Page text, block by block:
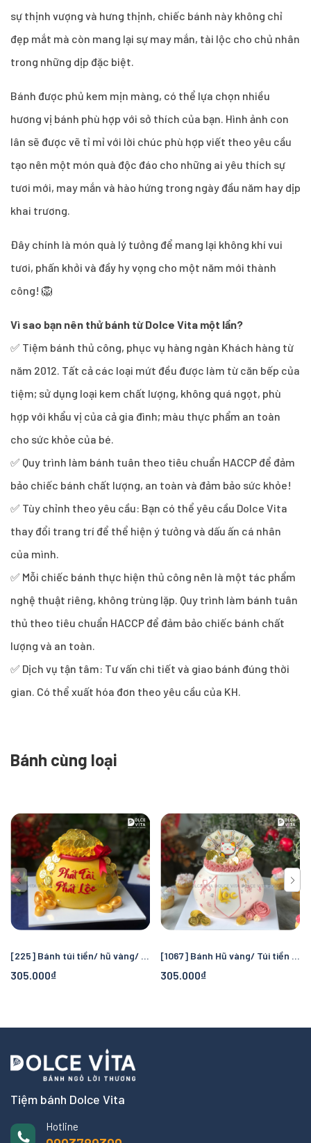
sự thịnh vượng và hưng thịnh, chiếc bánh này không chỉ
đẹp mắt mà còn mang lại sự may mắn, tài lộc cho chủ nhân
trong những dịp đặc biệt.
Bánh được phủ kem mịn màng, có thể lựa chọn nhiều
hương vị bánh phù hợp với sở thích của bạn. Hình ảnh con
lân sẽ được vẽ tỉ mỉ với lời chúc phù hợp viết theo yêu cầu
tạo nên một món quà độc đáo cho những ai yêu thích sự
tươi mới, may mắn và hào hứng trong ngày đầu năm hay dịp
khai trương.
Đây chính là món quà lý tưởng để mang lại không khí vui
tươi, phấn khởi và đầy hy vọng cho một năm mới thành
công! 🦁
Vì sao bạn nên thử bánh từ Dolce Vita một lần?
✅ Tiệm bánh thủ công, phục vụ hàng ngàn Khách hàng từ
năm 2012. Tất cả các loại mứt đều được làm từ căn bếp của
tiệm; sử dụng loại kem chất lượng, không quá ngọt, phù
hợp với khẩu vị của cả gia đình; màu thực phẩm an toàn
cho sức khỏe của bé.
✅ Quy trình làm bánh tuân theo tiêu chuẩn HACCP để đảm
bảo chiếc bánh chất lượng, an toàn và đảm bảo sức khỏe!
✅ Tùy chỉnh theo yêu cầu: Bạn có thể yêu cầu Dolce Vita
thay đổi trang trí để thể hiện ý tưởng và dấu ấn cá nhân
của mình.
✅ Mỗi chiếc bánh thực hiện thủ công nên là một tác phẩm
nghệ thuật riêng, không trùng lặp. Quy trình làm bánh tuân
thủ theo tiêu chuẩn HACCP để đảm bảo chiếc bánh chất
lượng và an toàn.
✅ Dịch vụ tận tâm: Tư vấn chi tiết và giao bánh đúng thời
gian. Có thể xuất hóa đơn theo yêu cầu của KH.
Bánh cùng loại
[225] Bánh túi tiền/ hũ vàng/ thỏi vàng mừng khai trương - ngày thần tài
305.000₫
[1067] Bánh Hũ vàng/ Túi tiền Khai trương Thần tài - mèo thần tài Maneki Neko
305.000₫
Tiệm bánh Dolce Vita
Hotline